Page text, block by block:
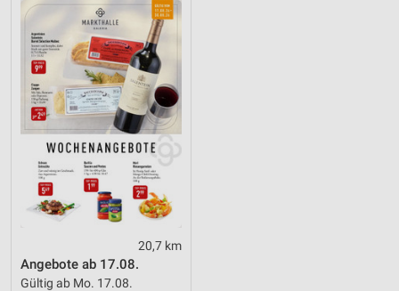
20,7 km
Angebote ab 17.08.
Gültig ab Mo. 17.08.
Geräte anhand von aktiv angeforderten
Informationen identifizieren
Nicht-IAB-Verarbeitungszwecke:
Notwendig
Performance
Funktional
Werbung